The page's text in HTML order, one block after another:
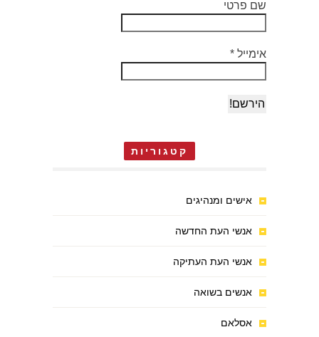
שם פרטי
אימייל *
קטגוריות
אישים ומנהיגים
אנשי העת החדשה
אנשי העת העתיקה
אנשים בשואה
אסלאם